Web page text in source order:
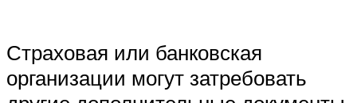
Страховая или банковская
организации могут затребовать